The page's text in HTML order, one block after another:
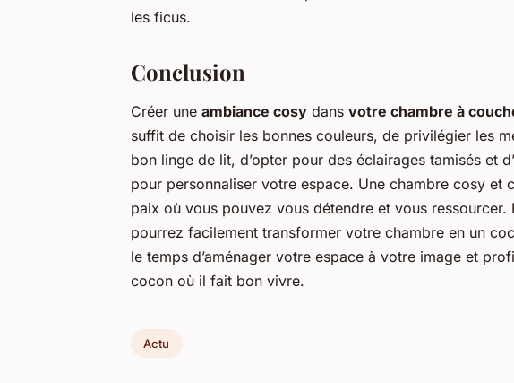
les ficus.
Conclusion
Créer une ambiance cosy dans votre chambre à
suffit de choisir les bonnes couleurs, de privilégier les
bon linge de lit, d’opter pour des éclairages tamisés et
pour personnaliser votre espace. Une chambre cosy et
paix où vous pouvez vous détendre et vous ressourcer.
pourrez facilement transformer votre chambre en un
le temps d’aménager votre espace à votre image et
cocon où il fait bon vivre.
Actu